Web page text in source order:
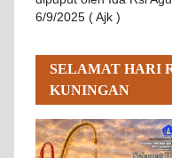
6/9/2025 ( Ajk )
SELAMAT HARI
KUNINGAN